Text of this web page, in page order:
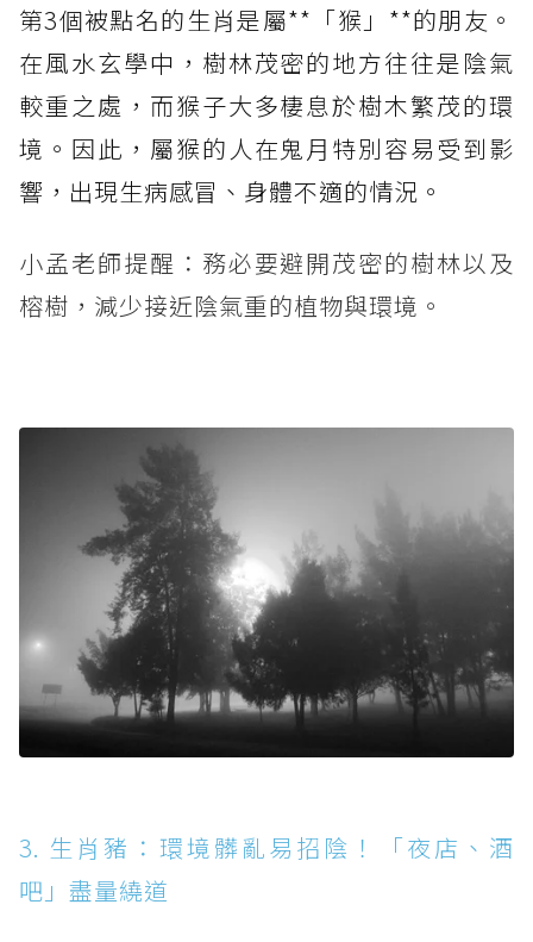
第3個被點名的生肖是屬**「猴」**的朋友。
在風水玄學中，樹林茂密的地方往往是陰氣
較重之處，而猴子大多棲息於樹木繁茂的環
境。因此，屬猴的人在鬼月特別容易受到影
響，出現生病感冒、身體不適的情況。
小孟老師提醒：務必要避開茂密的樹林以及
榕樹，減少接近陰氣重的植物與環境。
3. 生肖豬：環境髒亂易招陰！「夜店、酒
吧」盡量繞道